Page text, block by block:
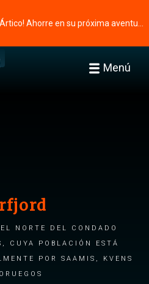
Menú
norte del condado
cuya población está
por saamis, kvens